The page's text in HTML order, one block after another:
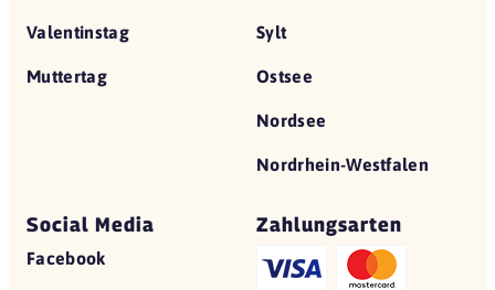
Valentinstag
Muttertag
Sylt
Ostsee
Nordsee
Nordrhein-Westfalen
Social Media
Facebook
Zahlungsarten